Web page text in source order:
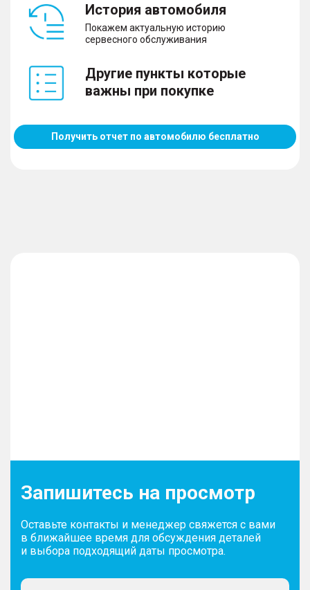
История автомобиля
Покажем актуальную историю
сервесного обслуживания
Другие пункты которые
важны при покупке
Получить отчет по автомобилю бесплатно
Запишитесь на просмотр
Оставьте контакты и менеджер свяжется с вами
в ближайшее время для обсуждения деталей
и выбора подходящий даты просмотра.